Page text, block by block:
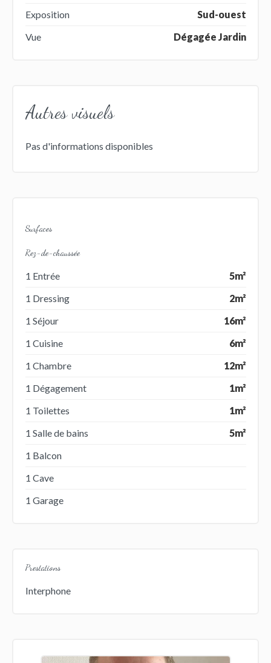
Exposition
Sud-ouest
Vue
Dégagée Jardin
Autres visuels
Pas d'informations disponibles
Surfaces
Rez-de-chaussée
1 Entrée
5m²
1 Dressing
2m²
1 Séjour
16m²
1 Cuisine
6m²
1 Chambre
12m²
1 Dégagement
1m²
1 Toilettes
1m²
1 Salle de bains
5m²
1 Balcon
1 Cave
1 Garage
Prestations
Interphone